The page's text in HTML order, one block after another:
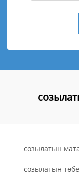
созылатын
созылатын